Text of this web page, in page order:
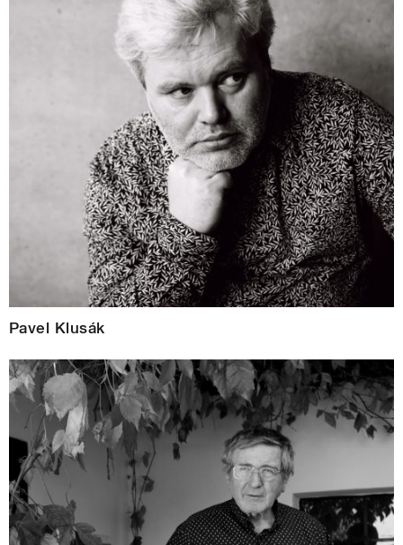
Pavel Klusák